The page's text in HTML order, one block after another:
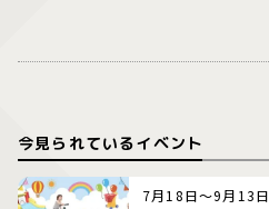
今見られているイベント
7月18日～9月13日